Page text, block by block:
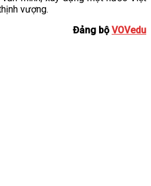
vượng.
Đảng bộVOVedu